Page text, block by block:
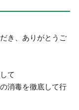
き、ありがとうご
て
消毒を徹底して行